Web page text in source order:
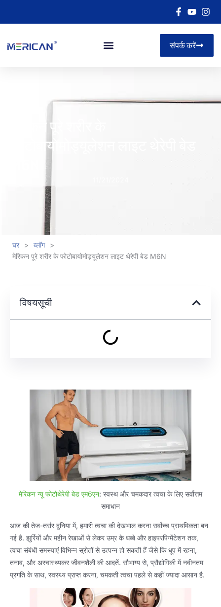
संपर्क करें
मेरिकन पूरे शरीर के
फोटोबायोमोड्यूलेशन लाइट थेरेपी बेड
घर > ब्लॉग
>
मेरिकन पूरे शरीर के फोटोबायोमोड्यूलेशन लाइट थेरेपी बेड M6N
विषयसूची
मेरिकन न्यू फोटोथेरेपी बेड एम6एन: स्वस्थ और चमकदार त्वचा के लिए सर्वोत्तम
समाधान
आज की तेज-तर्रार दुनिया में, हमारी त्वचा की देखभाल करना सर्वोच्च प्राथमिकता बन
गई है. झुर्रियों और महीन रेखाओं से लेकर उम्र के धब्बे और हाइपरपिग्मेंटेशन तक,
त्वचा संबंधी समस्याएं विभिन्न स्रोतों से उत्पन्न हो सकती हैं जैसे कि धूप में रहना,
तनाव, और अस्वास्थ्यकर जीवनशैली की आदतें. सौभाग्य से, प्रौद्योगिकी में नवीनतम
प्रगति के साथ, स्वस्थ्य प्राप्त करना, चमकती त्वचा पहले से कहीं ज्यादा आसान है.